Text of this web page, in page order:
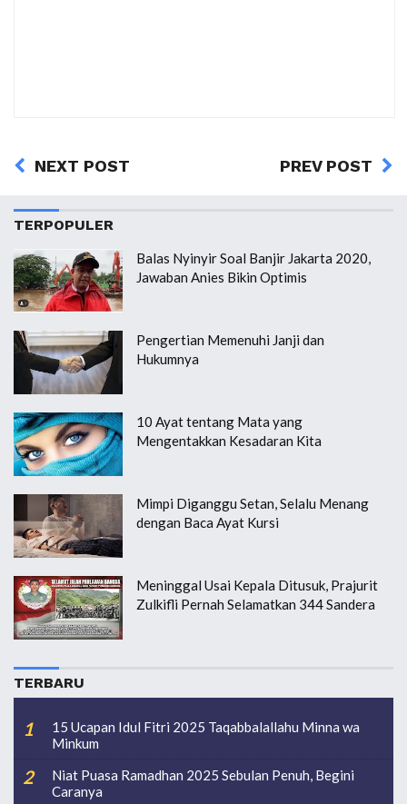
NEXT POST PREV POST
TERPOPULER
Balas Nyinyir Soal Banjir Jakarta 2020,
Jawaban Anies Bikin Optimis
Pengertian Memenuhi Janji dan
Hukumnya
10 Ayat tentang Mata yang
Mengentakkan Kesadaran Kita
Mimpi Diganggu Setan, Selalu Menang
dengan Baca Ayat Kursi
Meninggal Usai Kepala Ditusuk, Prajurit
Zulkifli Pernah Selamatkan 344 Sandera
TERBARU
15 Ucapan Idul Fitri 2025 Taqabbalallahu Minna wa
Minkum
Niat Puasa Ramadhan 2025 Sebulan Penuh, Begini
Caranya